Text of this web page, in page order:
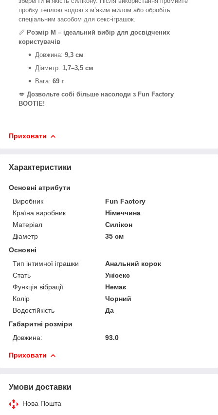
пробку теплою водою з м’яким милом або обробіть
спеціальним засобом для секс-іграшок.
📏 Розмір M – ідеальний вибір для досвідчених
користувачів
Довжина: 9,3 см
Діаметр: 1,7–3,5 см
Вага: 69 г
💋 Дозвольте собі більше насолоди з Fun Factory
BOOTIE!
Приховати
Характеристики
Основні атрибути
Виробник
Fun Factory
Країна виробник
Німеччина
Матеріал
Силікон
Діаметр
35 см
Основні
Тип інтимної іграшки
Анальний корок
Стать
Унісекс
Функція вібрації
Немає
Колір
Чорний
Водостійкість
Да
Габаритні розміри
Довжина:
93.0
Приховати
Умови доставки
Нова Пошта